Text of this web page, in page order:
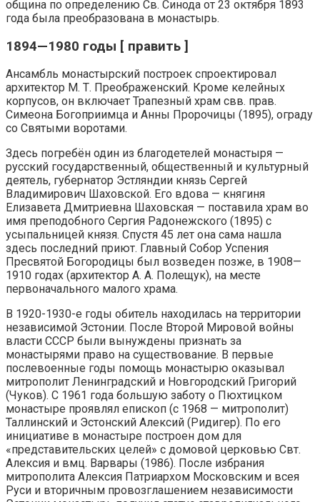
община по определению Св. Синода от 23 октября 1893
года была преобразована в монастырь.
1894—1980 годы [ править ]
Ансамбль монастырский построек спроектировал
архитектор М. Т. Преображенский. Кроме келейных
корпусов, он включает Трапезный храм свв. прав.
Симеона Богоприимца и Анны Пророчицы (1895), ограду
со Святыми воротами.
Здесь погребён один из благодетелей монастыря —
русский государственный, общественный и культурный
деятель, губернатор Эстляндии князь Сергей
Владимирович Шаховской. Его вдова — княгиня
Елизавета Дмитриевна Шаховская — поставила храм во
имя преподобного Сергия Радонежского (1895) с
усыпальницей князя. Спустя 45 лет она сама нашла
здесь последний приют. Главный Собор Успения
Пресвятой Богородицы был возведен позже, в 1908—
1910 годах (архитектор А. А. Полещук), на месте
первоначального малого храма.
В 1920-1930-е годы обитель находилась на территории
независимой Эстонии. После Второй Мировой войны
власти СССР были вынуждены признать за
монастырями право на существование. В первые
послевоенные годы помощь монастырю оказывал
митрополит Ленинградский и Новгородский Григорий
(Чуков). С 1961 года большую заботу о Пюхтицком
монастыре проявлял епископ (с 1968 — митрополит)
Таллинский и Эстонский Алексий (Ридигер). По его
инициативе в монастыре построен дом для
«представительских целей» с домовой церковью Свт.
Алексия и вмц. Варвары (1986). После избрания
митрополита Алексия Патриархом Московским и всея
Руси и вторичным провозглашением независимости